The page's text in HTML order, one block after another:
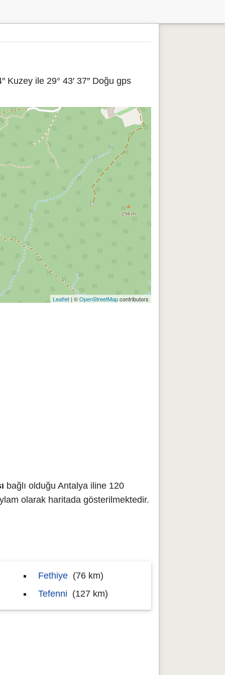
Kuzey ile 29° 43′ 37″ Doğu gps
Leaflet | ©OpenStreetMapcontributors
bağlı olduğu Antalya iline 120
olarak haritada gösterilmektedir.
Fethiye (76 km)
Tefenni (127 km)